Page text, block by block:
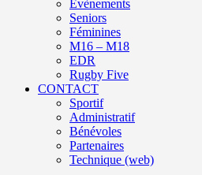
Evènements
Seniors
Féminines
M16 – M18
EDR
Rugby Five
CONTACT
Sportif
Administratif
Bénévoles
Partenaires
Technique (web)